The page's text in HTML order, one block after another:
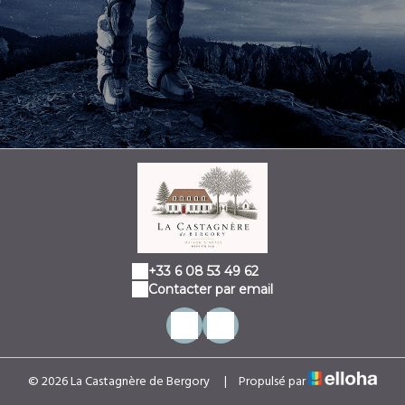
+33 6 08 53 49 62
Contacter par email
© 2026 La Castagnère de Bergory | Propulsé par